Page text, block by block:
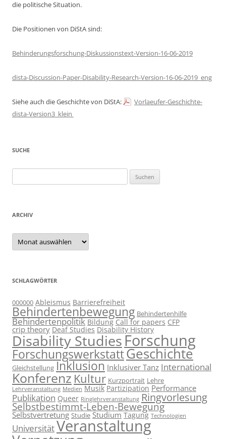
die politische Situation.
Die Positionen von DiStA sind:
Behinderungsforschung-Diskussionstext-Version-16-06-2019
dista-Discussion-Paper-Disability-Research-Version-16-06-2019_eng
Siehe auch die Geschichte von DiStA:
Vorlaeufer-Geschichte-
dista-Version3_klein
SUCHE
nach:
ARCHIV
Archiv
SCHLAGWÖRTER
000000 Ableismus Barrierefreiheit
Behindertenbewegung Behindertenhilfe
Behindertenpolitik Bildung Call for papers CFP
crip theory Deaf Studies Disability History
Disability StudiesForschung
ForschungswerkstattGeschichte
Gleichstellung Inklusion Inklusiver Tanz International
Konferenz Kultur Kurzportrait Lehre
Lehrveranstaltung Medien Musik Partizipation Performance
Publikation Queer Ringlehrveranstaltung Ringvorlesung
Selbstbestimmt-Leben-Bewegung
Selbstvertretung Studie Studium Tagung Technologien
UniversitätVeranstaltung